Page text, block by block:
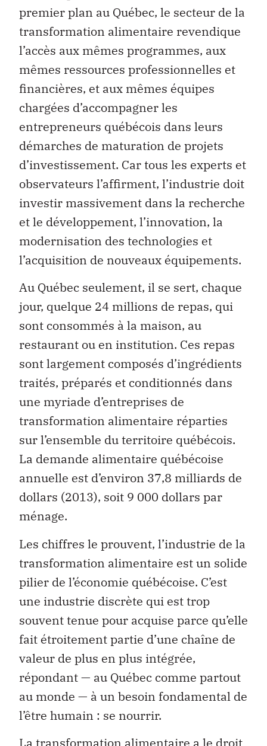
premier plan au Québec, le secteur de la
transformation alimentaire revendique
l’accès aux mêmes programmes, aux
mêmes ressources professionnelles et
financières, et aux mêmes équipes
chargées d’accompagner les
entrepreneurs québécois dans leurs
démarches de maturation de projets
d’investissement. Car tous les experts et
observateurs l’affirment, l’industrie doit
investir massivement dans la recherche
et le développement, l’innovation, la
modernisation des technologies et
l’acquisition de nouveaux équipements.
Au Québec seulement, il se sert, chaque
jour, quelque 24 millions de repas, qui
sont consommés à la maison, au
restaurant ou en institution. Ces repas
sont largement composés d’ingrédients
traités, préparés et conditionnés dans
une myriade d’entreprises de
transformation alimentaire réparties
sur l’ensemble du territoire québécois.
La demande alimentaire québécoise
annuelle est d’environ 37,8 milliards de
dollars (2013), soit 9 000 dollars par
ménage.
Les chiffres le prouvent, l’industrie de la
transformation alimentaire est un solide
pilier de l’économie québécoise. C’est
une industrie discrète qui est trop
souvent tenue pour acquise parce qu’elle
fait étroitement partie d’une chaîne de
valeur de plus en plus intégrée,
répondant — au Québec comme partout
au monde — à un besoin fondamental de
l’être humain : se nourrir.
La transformation alimentaire a le droit